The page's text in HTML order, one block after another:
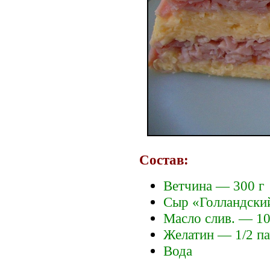
Состав:
Ветчина — 300 г
Сыр
Масло слив. —
Желатин — 1/2
Вода